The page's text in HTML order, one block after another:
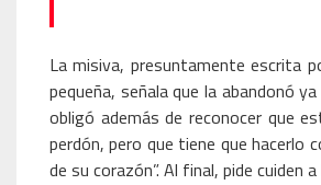
La misiva, presuntamente escrita
pequeña, señala que la abandonó
obligó además de reconocer que
perdón, pero que tiene que hacerlo
de su corazón”. Al final, pide cuiden a